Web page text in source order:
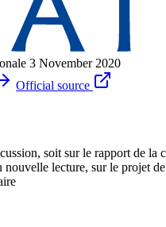
3 November 2020
Official source
soit sur le rapport de la
nouvelle lecture, sur le projet